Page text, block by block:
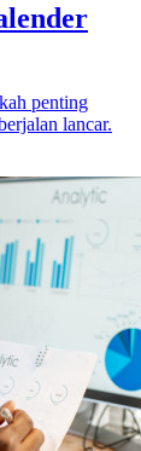
penting
lancar.